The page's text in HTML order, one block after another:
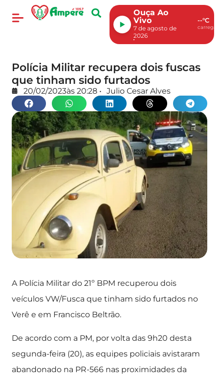
Ouça Ao
Vivo
7 de agosto de
2026
--°C
Polícia Militar recupera dois fuscas
que tinham sido furtados
20/02/2023às 20:28 • Julio Cesar Alves
A Polícia Militar do 21º BPM recuperou dois
veículos VW/Fusca que tinham sido furtados no
Verê e em Francisco Beltrão.
De acordo com a PM, por volta das 9h20 desta
segunda-feira (20), as equipes policiais avistaram
abandonado na PR-566 nas proximidades da